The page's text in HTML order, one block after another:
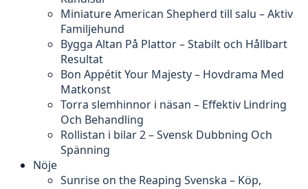
Miniature American Shepherd till salu – Aktiv
Familjehund
Bygga Altan På Plattor – Stabilt och Hållbart
Resultat
Bon Appétit Your Majesty – Hovdrama Med
Matkonst
Torra slemhinnor i näsan – Effektiv Lindring
Och Behandling
Rollistan i bilar 2 – Svensk Dubbning Och
Spänning
Nöje
Sunrise on the Reaping Svenska – Köp,